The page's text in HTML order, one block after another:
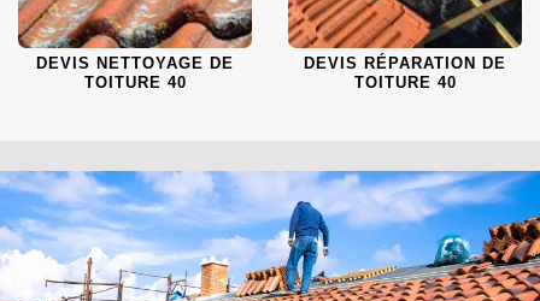
DEVIS NETTOYAGE DE
TOITURE 40
DEVIS RÉPARATION DE
TOITURE 40